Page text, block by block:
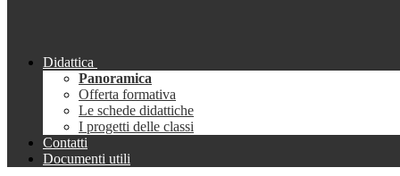
Didattica
Panoramica
Offerta formativa
Le schede didattiche
I progetti delle classi
Contatti
Documenti utili